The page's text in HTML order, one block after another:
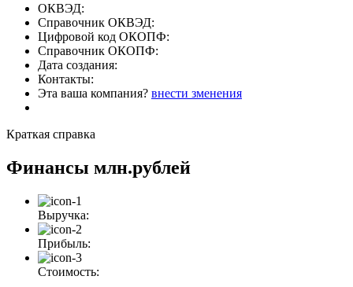
ОКВЭД:
Справочник ОКВЭД:
Цифровой код ОКОПФ:
Справочник ОКОПФ:
Дата создания:
Контакты:
Эта ваша компания? внести зменения
Краткая справка
Финансы млн.рублей
Выручка:
Прибыль:
Стоимость: